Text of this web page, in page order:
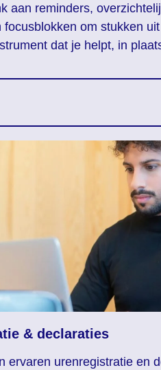
aan reminders,
focusblokken om stukken
dat je helpt, in
& declaraties
ervaren urenregistratie en